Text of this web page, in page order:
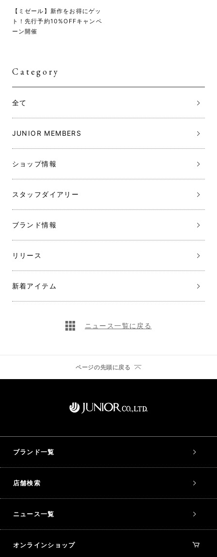
【ミゼール】新作をお得にゲッ
ト！先行予約10%OFFキャンペ
ーン開催
Category
全て
JUNIOR MEMBERS
ショップ情報
スタッフダイアリー
ブランド情報
リリース
新着アイテム
ニュース一覧に戻る
ページの先頭に戻る
ブランド一覧
店舗検索
ニュース一覧
オンラインショップ